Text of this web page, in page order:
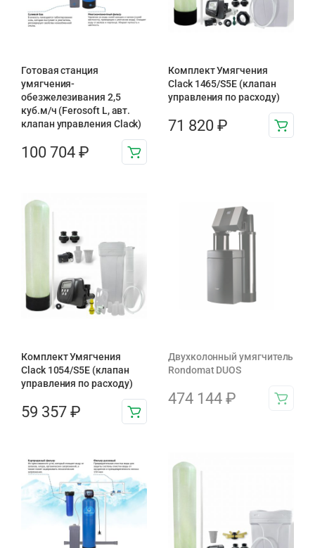
Готовая станция
умягчения-
обезжелезивания 2,5
куб.м/ч (Ferosoft L, авт.
клапан управления Clack)
100 704 ₽
Комплект Умягчения
Clack 1465/S5E (клапан
управления по расходу)
71 820 ₽
Комплект Умягчения
Clack 1054/S5E (клапан
управления по расходу)
59 357 ₽
Двухколонный умягчитель
Rondomat DUOS
474 144 ₽